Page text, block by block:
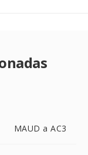
MAUD a AC3